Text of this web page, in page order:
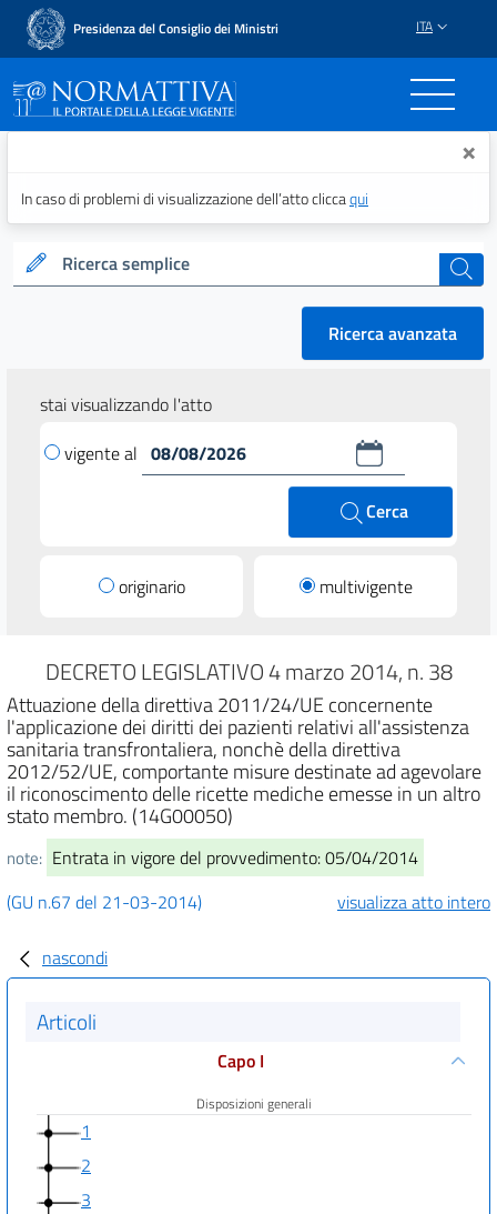
Presidenza del Consiglio dei Ministri ITA
Normattiva - Il portale ×
In caso di problemi di visualizzazione dell’atto cliccaqui
Ricerca semplice cerca
Ricerca avanzata
stai visualizzando l'atto
vigente al
Cerca
originario multivigente
DECRETO LEGISLATIVO 4 marzo 2014, n. 38
Attuazione della direttiva 2011/24/UE concernente
l'applicazione dei diritti dei pazienti relativi all'assistenza
sanitaria transfrontaliera, nonchè della direttiva
2012/52/UE, comportante misure destinate ad agevolare
il riconoscimento delle ricette mediche emesse in un altro
stato membro. (14G00050)
note: Entrata in vigore del provvedimento: 05/04/2014
(GU n.67 del 21-03-2014)
visualizza atto intero
nascondi
Articoli
Capo I
Disposizioni generali
1
2
3